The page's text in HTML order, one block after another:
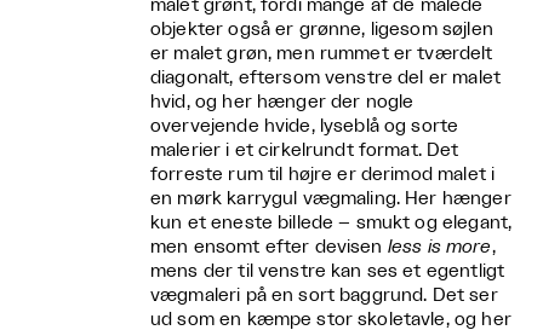
malet grønt, fordi mange af de malede
objekter også er grønne, ligesom søjlen
er malet grøn, men rummet er tværdelt
diagonalt, eftersom venstre del er malet
hvid, og her hænger der nogle
overvejende hvide, lyseblå og sorte
malerier i et cirkelrundt format. Det
forreste rum til højre er derimod malet i
en mørk karrygul vægmaling. Her hænger
kun et eneste billede – smukt og elegant,
men ensomt efter devisen less is more,
mens der til venstre kan ses et egentligt
vægmaleri på en sort baggrund. Det ser
ud som en kæmpe stor skoletavle, og her